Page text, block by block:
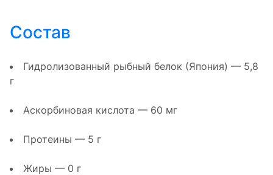
Состав
Гидролизованный рыбный белок (Япония) — 5,8
г
Аскорбиновая кислота — 60 мг
Протеины — 5 г
Жиры — 0 г